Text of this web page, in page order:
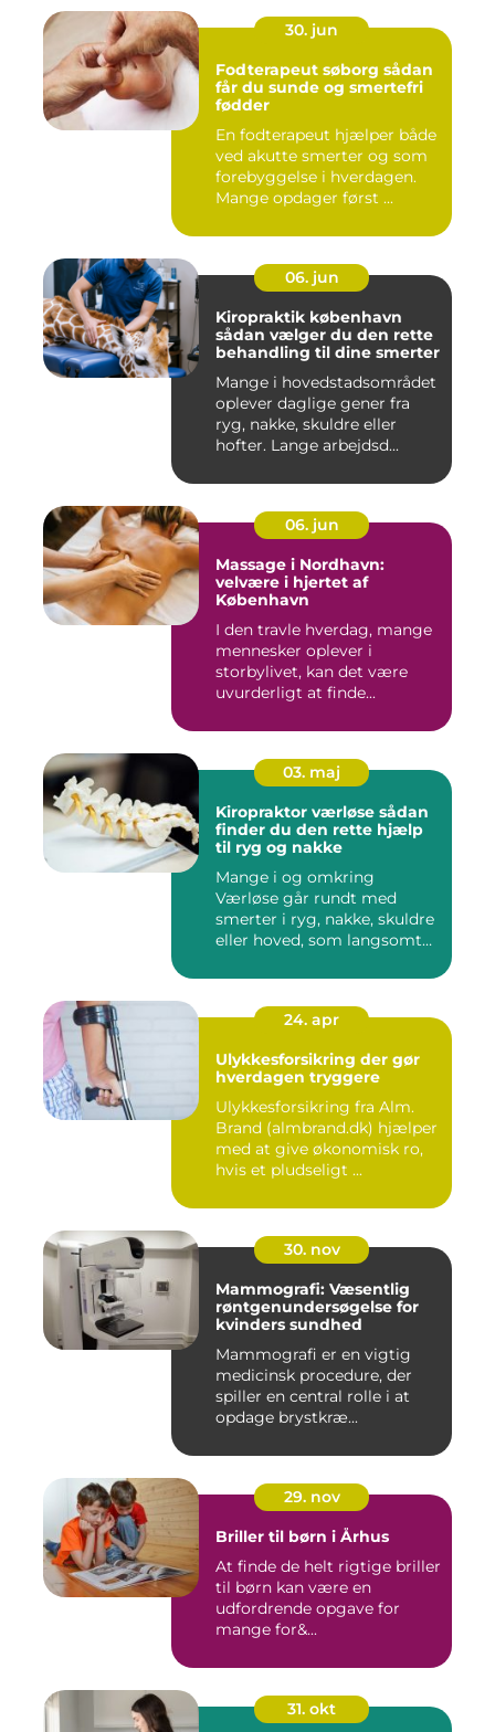
30. jun
Fodterapeut søborg sådan
får du sunde og smertefri
fødder
En fodterapeut hjælper både
ved akutte smerter og som
forebyggelse i hverdagen.
Mange opdager først ...
06. jun
Kiropraktik københavn
sådan vælger du den rette
behandling til dine smerter
Mange i hovedstadsområdet
oplever daglige gener fra
ryg, nakke, skuldre eller
hofter. Lange arbejdsd...
06. jun
Massage i Nordhavn:
velvære i hjertet af
København
I den travle hverdag, mange
mennesker oplever i
storbylivet, kan det være
uvurderligt at finde...
03. maj
Kiropraktor værløse sådan
finder du den rette hjælp
til ryg og nakke
Mange i og omkring
Værløse går rundt med
smerter i ryg, nakke, skuldre
eller hoved, som langsomt
24. apr
Ulykkesforsikring der gør
hverdagen tryggere
Ulykkesforsikring fra Alm.
Brand (almbrand.dk) hjælper
med at give økonomisk ro,
hvis et pludseligt ...
30. nov
Mammografi: Væsentlig
røntgenundersøgelse for
kvinders sundhed
Mammografi er en vigtig
medicinsk procedure, der
spiller en central rolle i at
opdage brystkræ...
29. nov
Briller til børn i Århus
At finde de helt rigtige briller
til børn kan være en
udfordrende opgave for
mange for&...
31. okt